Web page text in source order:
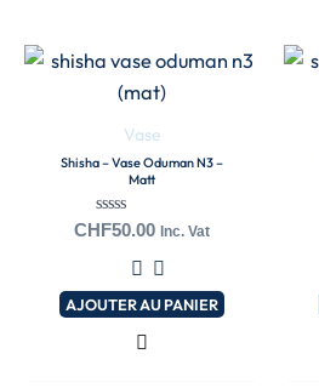
Vase
Shisha – Vase Oduman N3 –
Matt
Note
CHF50.00 Inc. Vat
AJOUTER AU PANIER